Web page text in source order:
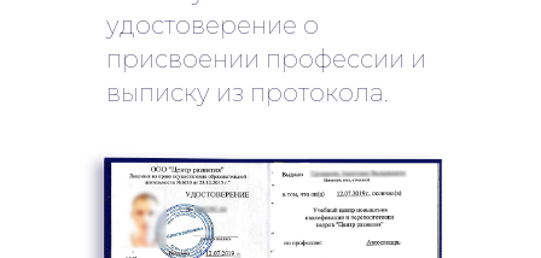
удостоверение о
присвоении профессии и
выписку из протокола.